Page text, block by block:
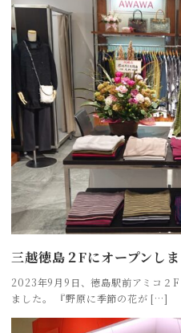
三越徳島２Fにオープンしま
2023年9月9日、徳島駅前アミコ２
ました。 『野原に季節の花が […]